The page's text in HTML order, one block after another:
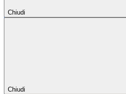
Chiudi
Chiudi